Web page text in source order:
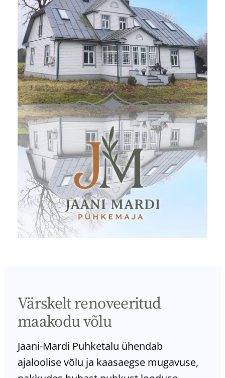
Värskelt renoveeritud
maakodu võlu
Jaani-Mardi Puhketalu ühendab
ajaloolise võlu ja kaasaegse mugavuse,